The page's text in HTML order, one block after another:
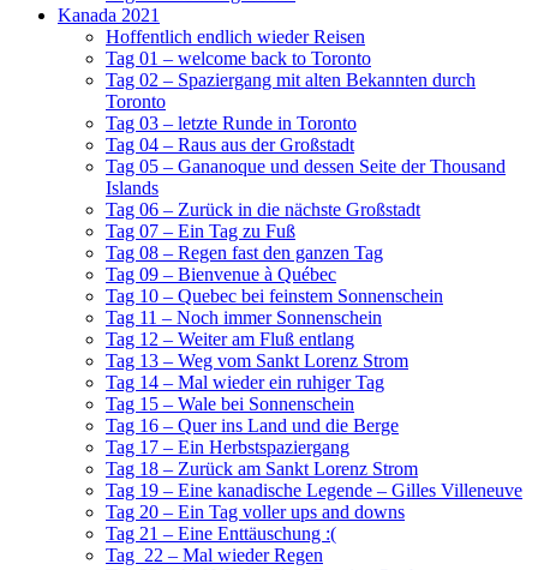
Kanada 2021
Hoffentlich endlich wieder Reisen
Tag 01 – welcome back to Toronto
Tag 02 – Spaziergang mit alten Bekannten durch
Toronto
Tag 03 – letzte Runde in Toronto
Tag 04 – Raus aus der Großstadt
Tag 05 – Gananoque und dessen Seite der Thousand
Islands
Tag 06 – Zurück in die nächste Großstadt
Tag 07 – Ein Tag zu Fuß
Tag 08 – Regen fast den ganzen Tag
Tag 09 – Bienvenue à Québec
Tag 10 – Quebec bei feinstem Sonnenschein
Tag 11 – Noch immer Sonnenschein
Tag 12 – Weiter am Fluß entlang
Tag 13 – Weg vom Sankt Lorenz Strom
Tag 14 – Mal wieder ein ruhiger Tag
Tag 15 – Wale bei Sonnenschein
Tag 16 – Quer ins Land und die Berge
Tag 17 – Ein Herbstspaziergang
Tag 18 – Zurück am Sankt Lorenz Strom
Tag 19 – Eine kanadische Legende – Gilles Villeneuve
Tag 20 – Ein Tag voller ups and downs
Tag 21 – Eine Enttäuschung :(
Tag 22 – Mal wieder Regen